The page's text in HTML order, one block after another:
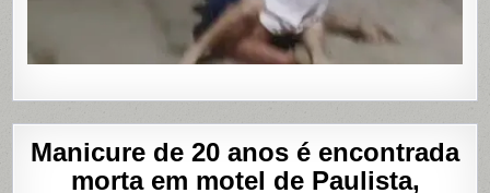
Manicure de 20 anos é encontrada
morta em motel de Paulista,